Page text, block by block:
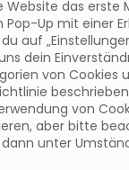
Website das erste
Pop-Up mit einer
auf
dein
von Cookies
von
aber bitte
unter